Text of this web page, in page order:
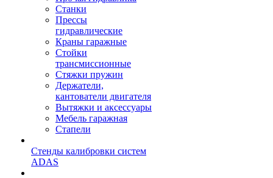
Станки
Прессы
гидравлические
Краны гаражные
Стойки
трансмиссионные
Стяжки пружин
Держатели,
кантователи двигателя
Вытяжки и аксессуары
Мебель гаражная
Стапели
Стенды калибровки систем
ADAS